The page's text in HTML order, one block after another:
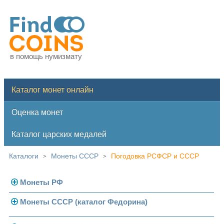
в помощь нумизмату
Каталог монет онлайн
Оценка монет
Каталог царских медалей
Каталоги > Монеты СССР > Погодовка РСФСР и СССР
Монеты РФ
Современная Россия
Монеты СССР (каталог Федорина)